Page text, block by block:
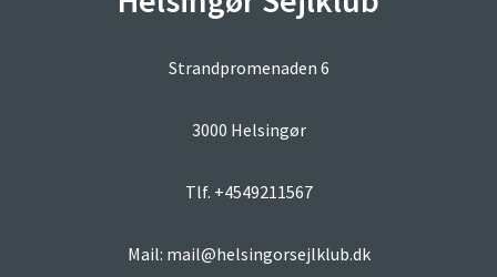
Strandpromenaden 6
3000 Helsingør
Tlf. +4549211567
Mail: mail@helsingorsejlklub.dk